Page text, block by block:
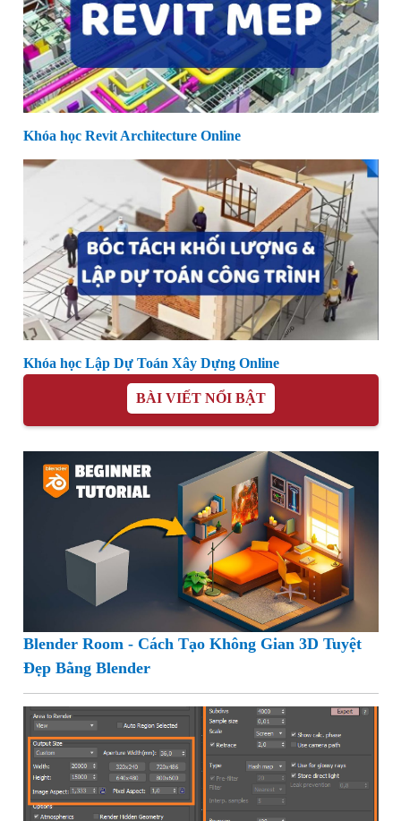
Khóa học Revit Architecture Online
Khóa học Lập Dự Toán Xây Dựng Online
BÀI VIẾT NỔI BẬT
Blender Room - Cách Tạo Không Gian 3D Tuyệt
Đẹp Bằng Blender